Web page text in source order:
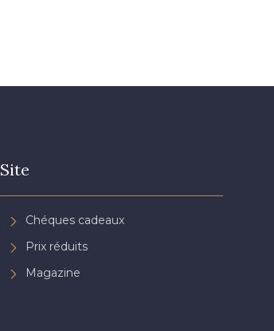
Site
Chéques cadeaux
Prix réduits
Magazine